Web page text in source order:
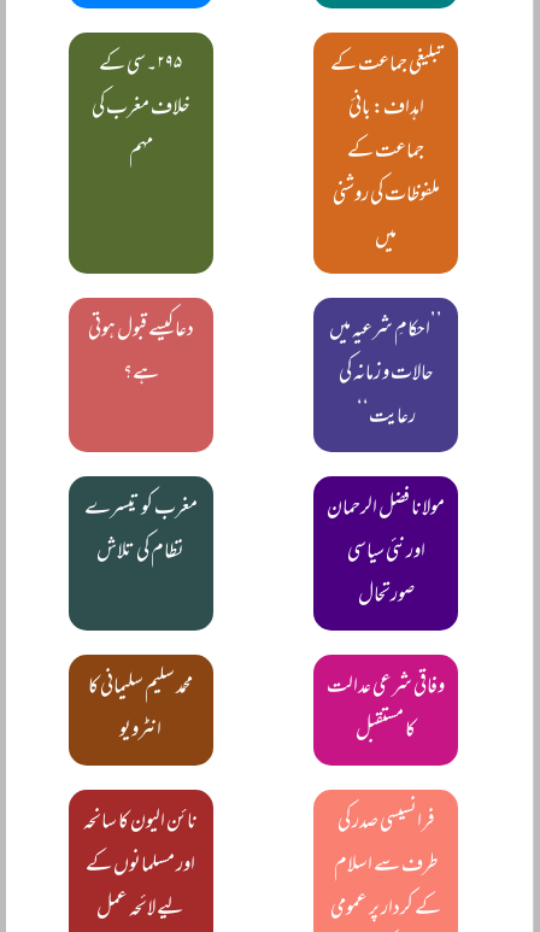
تبلیغی جماعت کے
اہداف: بانیٔ
جماعت کے
ملفوظات کی روشنی
میں
۲۹۵۔سی کے
خلاف مغرب کی
مہم
’’احکامِ شرعیہ میں
حالات و زمانہ کی
رعایت‘‘
دعا کیسے قبول ہوتی
ہے؟
مولانا فضل الرحمان
اور نئی سیاسی
صورتحال
مغرب کو تیسرے
نظام کی تلاش
وفاقی شرعی عدالت
کا مستقبل
محمد سلیم سلیمانی کا
انٹرویو
فرانسیسی صدر کی
طرف سے اسلام
کے کردار پر عمومی
نائن الیون کا سانحہ
اور مسلمانوں کے
لیے لائحہ عمل